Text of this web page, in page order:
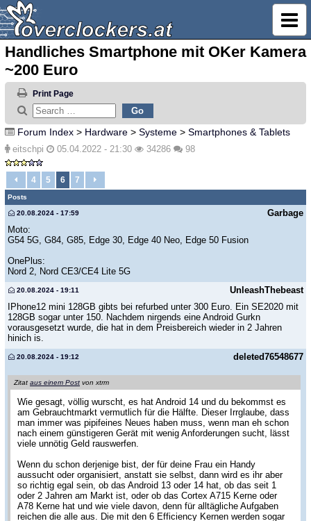
Handliches Smartphone mit OKer Kamera
~200 Euro
Print Page
Forum Index > Hardware > Systeme > Smartphones & Tablets
eitschpi 05.04.2022 - 21:30 34286 98
4 5 6 7
Posts
Garbage
20.08.2024 - 17:59
Moto:
G54 5G, G84, G85, Edge 30, Edge 40 Neo, Edge 50 Fusion
OnePlus:
Nord 2, Nord CE3/CE4 Lite 5G
UnleashThebeast
20.08.2024 - 19:11
IPhone12 mini 128GB gibts bei refurbed unter 300 Euro. Ein SE2020 mit
128GB sogar unter 150. Nachdem nirgends eine Android Gurkn
vorausgesetzt wurde, die hat in dem Preisbereich wieder in 2 Jahren
hinich is.
deleted76548677
20.08.2024 - 19:12
Zitat aus einem Post von xtrm
Wie gesagt, völlig wurscht, es hat Android 14 und du bekommst es
am Gebrauchtmarkt vermutlich für die Hälfte. Dieser Irrglaube, dass
man immer was pipifeines Neues haben muss, wenn man eh schon
nach einem günstigeren Gerät mit wenig Anforderungen sucht, lässt
viele unnötig Geld rauswerfen.
Wenn du schon derjenige bist, der für deine Frau ein Handy
aussucht oder organisiert, anstatt sie selbst, dann wird es ihr aber
so richtig egal sein, ob das Android 13 oder 14 hat, ob das seit 1
oder 2 Jahren am Markt ist, oder ob das Cortex A715 Kerne oder
A78 Kerne hat und wie viele davon, denn für alltägliche Aufgaben
reichen die alle aus. Die mit den 6 Efficiency Kernen werden sogar